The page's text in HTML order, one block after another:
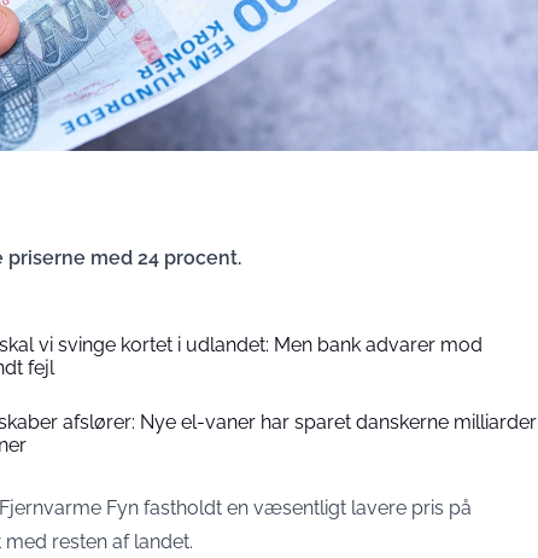
med 24 procent.
vi svinge kortet i udlandet: Men bank advarer mod
fejl
afslører: Nye el-vaner har sparet danskerne milliarder
Fyn fastholdt en væsentligt lavere pris på
resten af landet.